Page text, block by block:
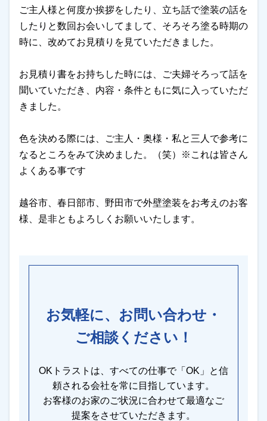
ご主人様と何度か挨拶をしたり、立ち話で塗装の話を
したりと数回お会いしてまして、そろそろ塗る時期の
時に、改めてお見積りを見ていただきました。
お見積り書をお持ちした時には、ご夫婦そろって話を
聞いていただき、内容・条件ともに気に入っていただ
きました。
色を決める際には、ご主人・奥様・私と三人で参考に
なるところをみて決めました。（笑）※これは皆さん
よくある事です
越谷市、春日部市、野田市で外壁塗装をお考えのお客
様、是非ともよろしくお願いいたします。
お気軽に、お問い合わせ・
ご相談ください！
OKトラストは、すべての仕事で「OK」と信
頼される会社を常に目指しています。
お客様のお家のご状況に合わせて最適なご
提案をさせていただきます。